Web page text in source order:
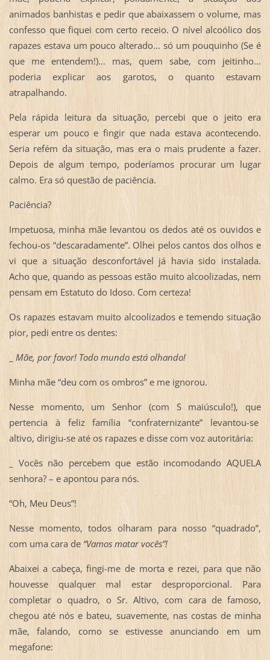
animados banhistas e pedir que abaixassem o volume, mas
confesso que fiquei com certo receio. O nível alcoólico dos
rapazes estava um pouco alterado... só um pouquinho (Se é
que me entendem!)... mas, quem sabe, com jeitinho...
poderia explicar aos garotos, o quanto estavam
atrapalhando.
Pela rápida leitura da situação, percebi que o jeito era
esperar um pouco e fingir que nada estava acontecendo.
Seria refém da situação, mas era o mais prudente a fazer.
Depois de algum tempo, poderíamos procurar um lugar
calmo. Era só questão de paciência.
Paciência?
Impetuosa, minha mãe levantou os dedos até os ouvidos e
fechou-os “descaradamente”. Olhei pelos cantos dos olhos e
vi que a situação desconfortável já havia sido instalada.
Acho que, quando as pessoas estão muito alcoolizadas, nem
pensam em Estatuto do Idoso. Com certeza!
Os rapazes estavam muito alcoolizados e temendo situação
pior, pedi entre os dentes:
Mãe, por favor! Todo mundo está olhando!
Minha mãe “deu com os ombros” e me ignorou.
Nesse momento, um Senhor (com S maiúsculo!), que
pertencia à feliz família “confraternizante” levantou-se
altivo, dirigiu-se até os rapazes e disse com voz autoritária:
_ Vocês não percebem que estão incomodando AQUELA
senhora? – e apontou para nós.
“Oh, Meu Deus”!
Nesse momento, todos olharam para nosso “quadrado”,
com uma cara de “Vamos matar vocês”!
Abaixei a cabeça, fingi-me de morta e rezei, para que não
houvesse qualquer mal estar desproporcional. Para
completar o quadro, o Sr. Altivo, com cara de famoso,
chegou até nós e bateu, suavemente, nas costas de minha
mãe, falando, como se estivesse anunciando em um
megafone: